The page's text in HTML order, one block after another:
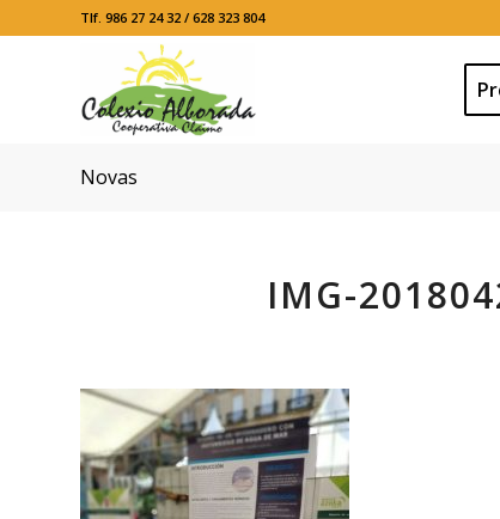
Tlf. 986 27 24 32 / 628 323 804
Novas
IMG-